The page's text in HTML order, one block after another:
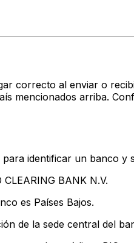
correcto al enviar o
mencionados arriba.
identificar un banco y
BANK N.V.
es Países Bajos.
de la sede central del